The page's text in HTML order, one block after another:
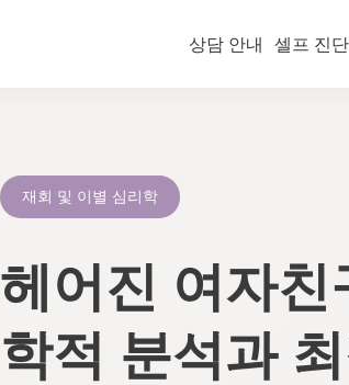
상담 안내 셀프 진단
재회 및 이별 심리학
헤어진 여자친
학적 분석과